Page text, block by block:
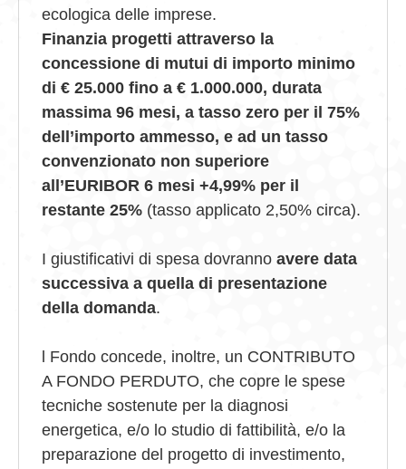
ecologica delle imprese.
Finanzia progetti attraverso la
concessione di mutui di importo minimo
di € 25.000 fino a € 1.000.000, durata
massima 96 mesi, a tasso zero per il 75%
dell’importo ammesso, e ad un tasso
convenzionato non superiore
all’EURIBOR 6 mesi +4,99% per il
restante 25% (tasso applicato 2,50% circa).
I giustificativi di spesa dovranno avere data
successiva a quella di presentazione
della domanda.
l Fondo concede, inoltre, un CONTRIBUTO
A FONDO PERDUTO, che copre le spese
tecniche sostenute per la diagnosi
energetica, e/o lo studio di fattibilità, e/o la
preparazione del progetto di investimento,